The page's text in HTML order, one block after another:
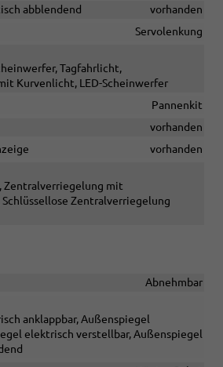
abblendend
vorhanden
Servolenkung
Tagfahrlicht,
Kurvenlicht, LED-Scheinwerfer
Pannenkit
vorhanden
vorhanden
Zentralverriegelung mit
Zentralverriegelung
Abnehmbar
anklappbar, Außenspiegel
elektrisch verstellbar, Außenspiegel